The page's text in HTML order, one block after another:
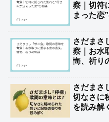
察｜切符
まった恋
さだまさ
察｜お水
悔、祈り
さだまさ
切なさに
を読み解